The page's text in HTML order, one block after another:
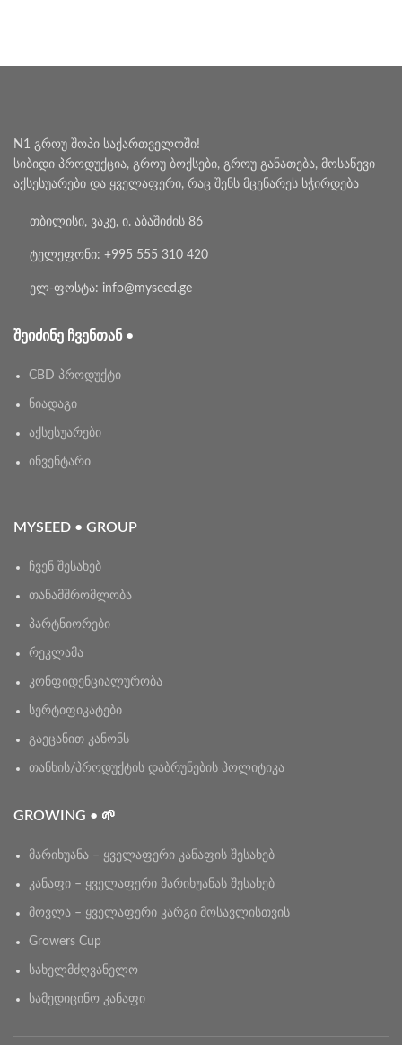
N1 გროუ შოპი საქართველოში!
სიბიდი პროდუქცია, გროუ ბოქსები, გროუ განათება, მოსაწევი
აქსესუარები და ყველაფერი, რაც შენს მცენარეს სჭირდება
თბილისი, ვაკე, ი. აბაშიძის 86
ტელეფონი: +995 555 310 420
ელ-ფოსტა: info@myseed.ge
ᲨᲔᲘᲫᲘᲜᲔ ᲩᲕᲔᲜᲗᲐᲜ •
CBD პროდუქტი
ნიადაგი
აქსესუარები
ინვენტარი
MYSEED • GROUP
ჩვენ შესახებ
თანამშრომლობა
პარტნიორები
რეკლამა
კონფიდენციალურობა
სერტიფიკატები
გაეცანით კანონს
თანხის/პროდუქტის დაბრუნების პოლიტიკა
GROWING • 🌱
მარიხუანა – ყველაფერი კანაფის შესახებ
კანაფი – ყველაფერი მარიხუანას შესახებ
მოვლა – ყველაფერი კარგი მოსავლისთვის
Growers Cup
სახელმძღვანელო
სამედიცინო კანაფი